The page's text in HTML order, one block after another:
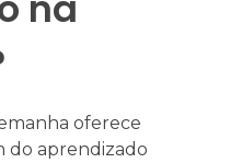
oferece
do aprendizado